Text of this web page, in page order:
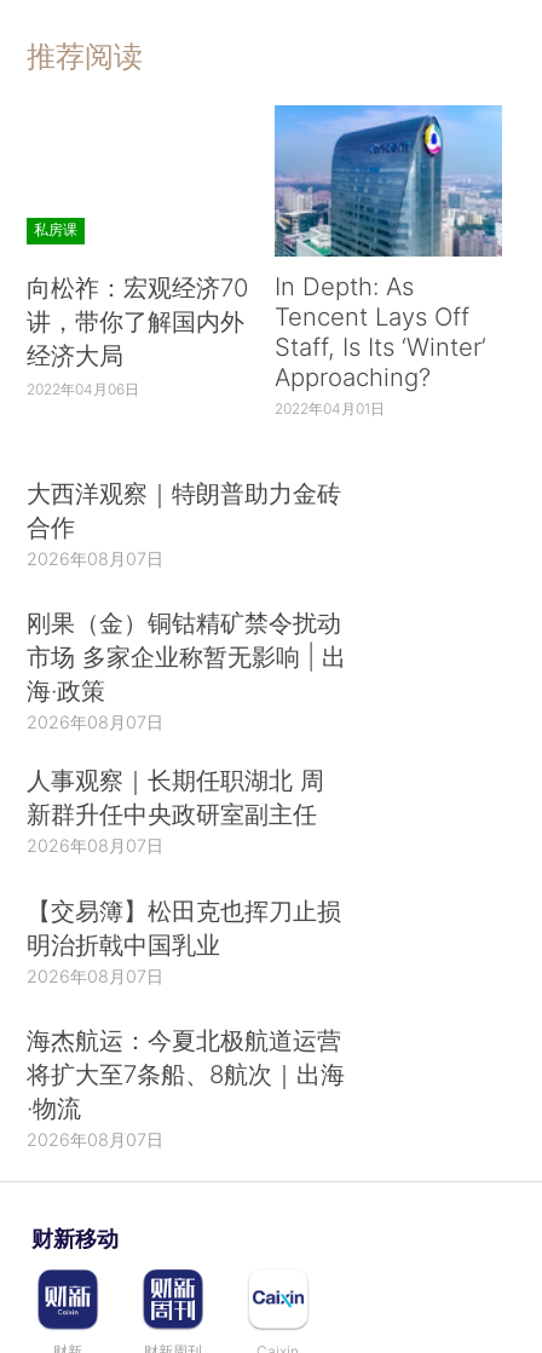
推荐阅读
私房课
向松祚：宏观经济70
讲，带你了解国内外
经济大局
2022年04月06日
In Depth: As
Tencent Lays Off
Staff, Is Its ‘Winter’
Approaching?
2022年04月01日
大西洋观察｜特朗普助力金砖
合作
2026年08月07日
刚果（金）铜钴精矿禁令扰动
市场 多家企业称暂无影响 | 出
海·政策
2026年08月07日
人事观察｜长期任职湖北 周
新群升任中央政研室副主任
2026年08月07日
【交易簿】松田克也挥刀止损
明治折戟中国乳业
2026年08月07日
海杰航运：今夏北极航道运营
将扩大至7条船、8航次｜出海
·物流
2026年08月07日
财新移动